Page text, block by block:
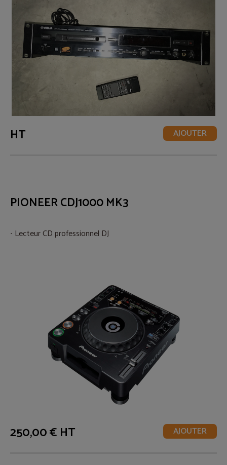
HT AJOUTER
PIONEER CDJ1000 MK3
Lecteur CD professionnel DJ
250,00 € HT AJOUTER